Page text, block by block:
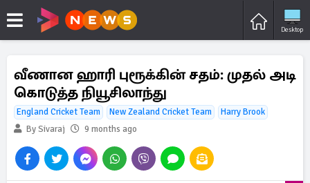
Desktop
வீணான ஹாரி புரூக்கின் சதம்: முதல் அடி
கொடுத்த நியூசிலாந்து
England Cricket Team New Zealand Cricket Team
Harry Brook
By Sivaraj
9 months ago